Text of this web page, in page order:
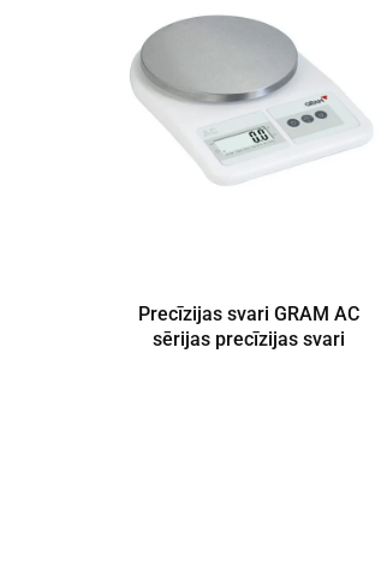
Precīzijas svari GRAM AC
sērijas precīzijas svari